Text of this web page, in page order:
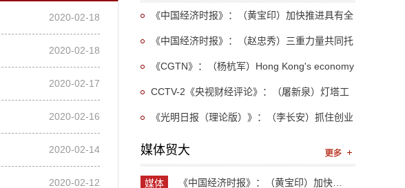
2020-02-18
2020-02-18
2020-02-17
2020-02-16
2020-02-14
2020-02-12
《中国经济时报》：（黄宝印）加快推进具有全
球影响力的教育中心、科学中心、人才中心建设
《中国经济时报》：（赵忠秀）三重力量共同托
举中国外贸逆势上扬
《CGTN》：（杨杭军）Hong Kong's economy
maintains steady momentum, strengthening its
financial hub status
CCTV-2《央视财经评论》：（屠新泉）灯塔工
厂 中国点“亮”
《光明日报（理论版）》：（李长安）抓住创业
新机遇 激发创业新热潮
媒体贸大
媒体